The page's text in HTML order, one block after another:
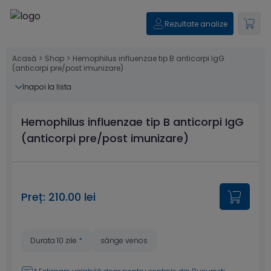
Rezultate analize
Acasă > Shop > Hemophilus influenzae tip B anticorpi IgG
(anticorpi pre/post imunizare)
înapoi la lista
Hemophilus influenzae tip B anticorpi IgG
(anticorpi pre/post imunizare)
Preț: 210.00 lei
Durata 10 zile * sânge venos